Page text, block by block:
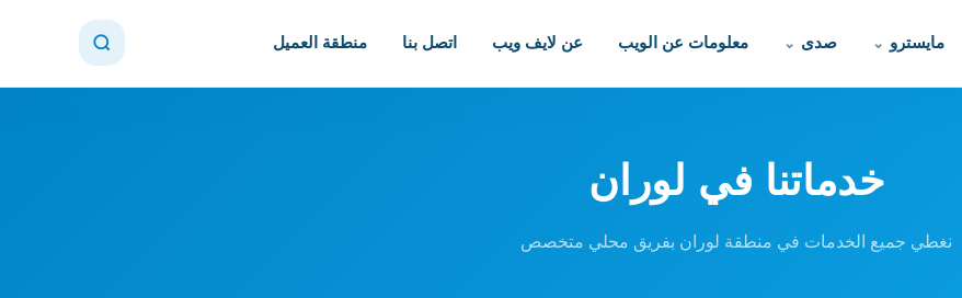
مايسترو صدى معلومات عن الويب عن لايف ويب اتصل بنا منطقة العميل
خدماتنا في لوران
نغطي جميع الخدمات في منطقة لوران بفريق محلي متخصص